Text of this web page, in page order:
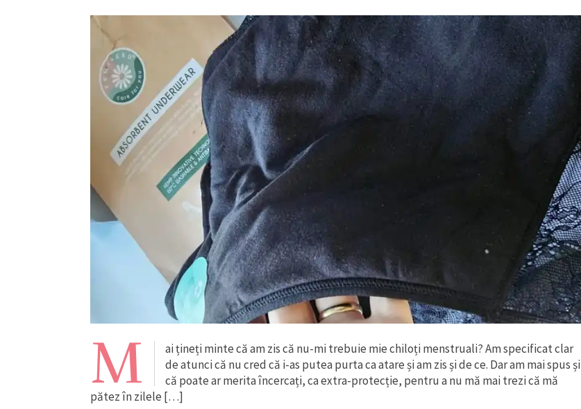
M
ai țineți minte că am zis că nu-mi trebuie mie chiloți menstruali? Am specificat clar
de atunci că nu cred că i-as putea purta ca atare și am zis și de ce. Dar am mai spus și
că poate ar merita încercați, ca extra-protecție, pentru a nu mă mai trezi că mă
pătez în zilele […]